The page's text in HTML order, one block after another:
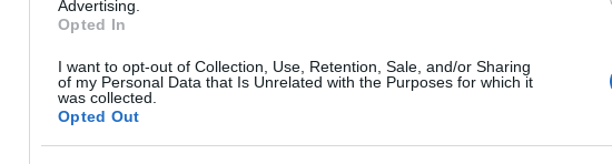
Advertising.
Opted In
I want to opt-out of Collection, Use, Retention, Sale, and/or Sharing
of my Personal Data that Is Unrelated with the Purposes for which it
was collected.
Opted Out